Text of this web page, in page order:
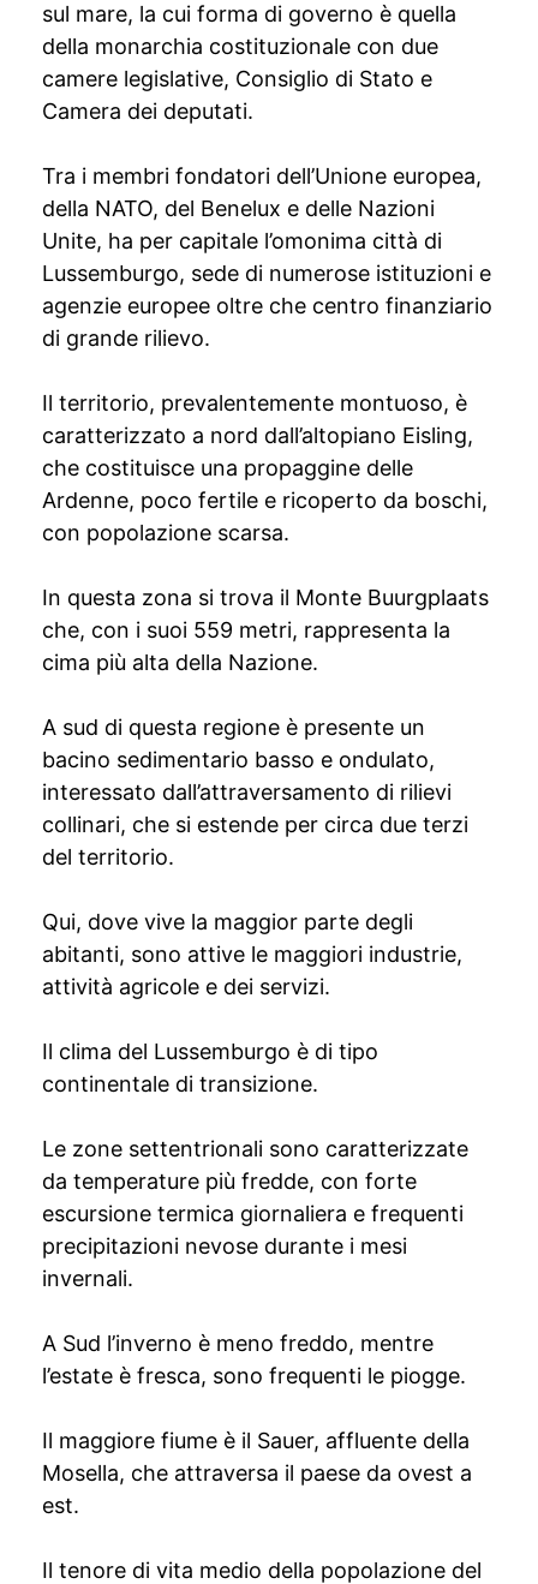
sul mare, la cui forma di governo è quella
della monarchia costituzionale con due
camere legislative, Consiglio di Stato e
Camera dei deputati.
Tra i membri fondatori dell’Unione europea,
della NATO, del Benelux e delle Nazioni
Unite, ha per capitale l’omonima città di
Lussemburgo, sede di numerose istituzioni e
agenzie europee oltre che centro finanziario
di grande rilievo.
Il territorio, prevalentemente montuoso, è
caratterizzato a nord dall’altopiano Eisling,
che costituisce una propaggine delle
Ardenne, poco fertile e ricoperto da boschi,
con popolazione scarsa.
In questa zona si trova il Monte Buurgplaats
che, con i suoi 559 metri, rappresenta la
cima più alta della Nazione.
A sud di questa regione è presente un
bacino sedimentario basso e ondulato,
interessato dall’attraversamento di rilievi
collinari, che si estende per circa due terzi
del territorio.
Qui, dove vive la maggior parte degli
abitanti, sono attive le maggiori industrie,
attività agricole e dei servizi.
Il clima del Lussemburgo è di tipo
continentale di transizione.
Le zone settentrionali sono caratterizzate
da temperature più fredde, con forte
escursione termica giornaliera e frequenti
precipitazioni nevose durante i mesi
invernali.
A Sud l’inverno è meno freddo, mentre
l’estate è fresca, sono frequenti le piogge.
Il maggiore fiume è il Sauer, affluente della
Mosella, che attraversa il paese da ovest a
est.
Il tenore di vita medio della popolazione del